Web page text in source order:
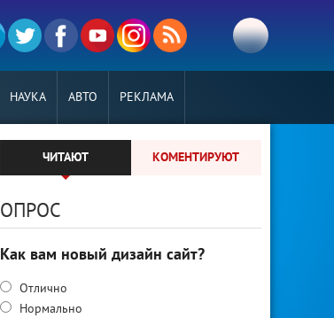
НАУКА АВТО РЕКЛАМА
ЧИТАЮТ КОМЕНТИРУЮТ
ОПРОС
Как вам новый дизайн сайт?
Отлично
Нормально